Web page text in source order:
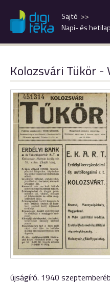
Napi- és
Sajtó
Kolozsvári Tükör
újságíró. 1940